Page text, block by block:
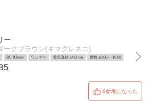
ー
ークブラウン(キマグレネコ)
BC 8.6mm ワンデー 着色直径 14.0mm 度数 ±0.00~ -10.00
6参考になった